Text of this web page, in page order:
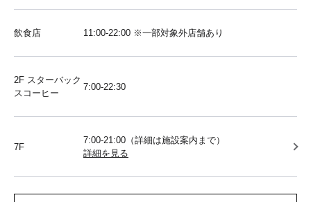
飲食店 11:00-22:00 ※一部対象外店舗あり
2F スターバック
スコーヒー
7:00-22:30
7F
7:00-21:00（詳細は施設案内まで）
詳細を見る